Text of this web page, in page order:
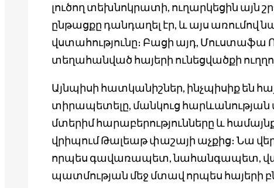
լուծող տեխնոկրատի, ուղարկեցին այն
ընթացքը դանդաղել էր, և այս առումով
վստահությունը։ Բացի այդ,
տեղահանված հայերի ունեցվածքի
Այնպիսի հատկանիշներ, ինչպիսիք են
տիրապետելը, մանկուց հարևանության
մտերիմ հարաբերությունները և
վրիպում Թալեաթ փաշայի աչքից։ Նա
որպես գավառապետ, նահանգապետ,
պատմության մեջ մտավ որպես հայերի